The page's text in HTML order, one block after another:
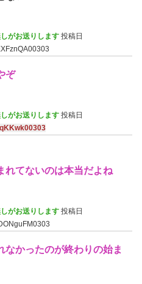
がお送りします 投稿日
ぞ
がお送りします 投稿日
れてないのは本当だよね
がお送りします 投稿日
なかったのが終わりの始ま